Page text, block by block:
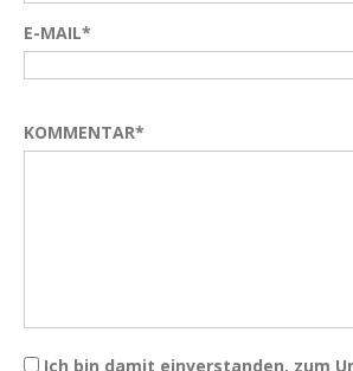
E-MAIL*
KOMMENTAR*
Ich bin damit einverstanden, zum